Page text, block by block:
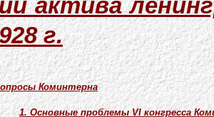
актива
г.
Коминтерна
1. Основные проблемы VI конгресса